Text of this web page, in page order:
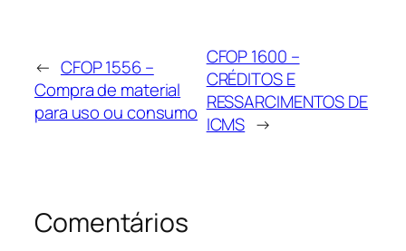
← CFOP 1556 –
Compra de material
para uso ou consumo
CFOP 1600 –
CRÉDITOS E
RESSARCIMENTOS DE
ICMS →
Comentários